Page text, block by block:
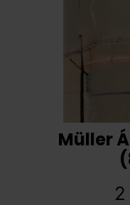
Müller